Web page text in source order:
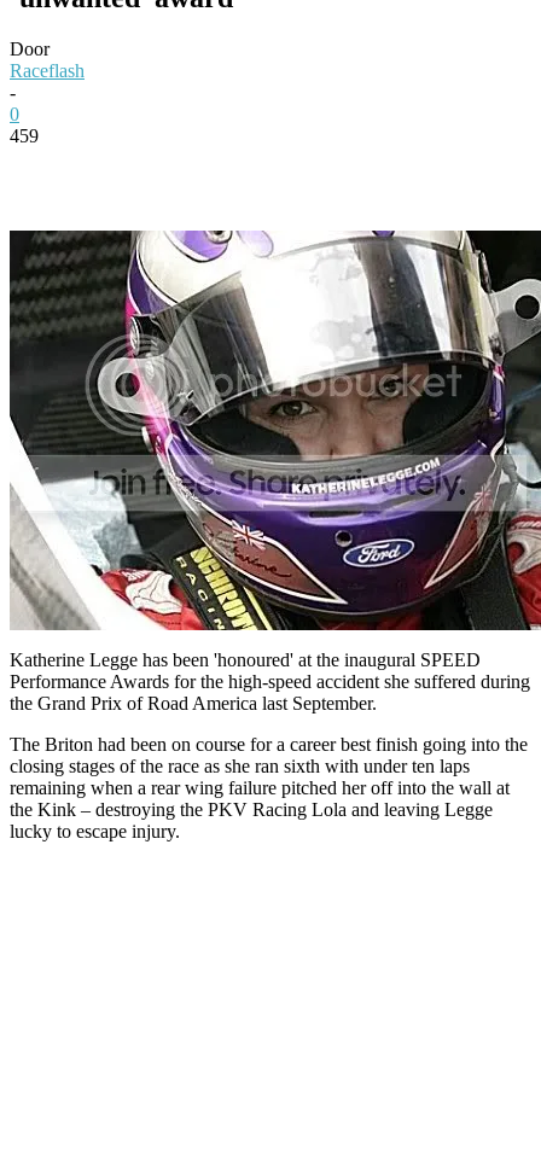
Door
Raceflash
-
0
459
Katherine Legge has been 'honoured' at the inaugural SPEED
Performance Awards for the high-speed accident she suffered during
the Grand Prix of Road America last September.
The Briton had been on course for a career best finish going into the
closing stages of the race as she ran sixth with under ten laps
remaining when a rear wing failure pitched her off into the wall at
the Kink – destroying the PKV Racing Lola and leaving Legge
lucky to escape injury.